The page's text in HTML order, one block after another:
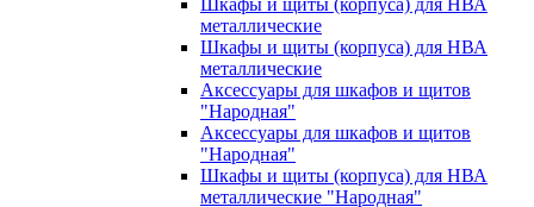
металлические
Шкафы и щиты (корпуса) для НВА
металлические
Аксессуары для шкафов и щитов
"Народная"
Аксессуары для шкафов и щитов
"Народная"
Шкафы и щиты (корпуса) для НВА
металлические "Народная"